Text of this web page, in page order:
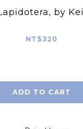
by
NT$320
ADD TO CART